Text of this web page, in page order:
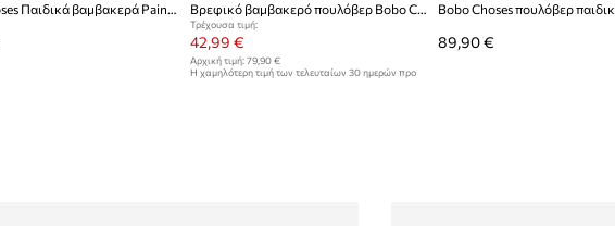
Bobo Choses Παιδικά βαμβακερά Paint Forest Βρεφικό βαμβακερό πουλόβερ Bobo Choses Farm jaquard
Τρέχουσα τιμή:
42,99 €
Αρχική τιμή: 79,90 €
Η χαμηλότερη τιμή των τελευταίων 30 ημερών προ
89,90 €